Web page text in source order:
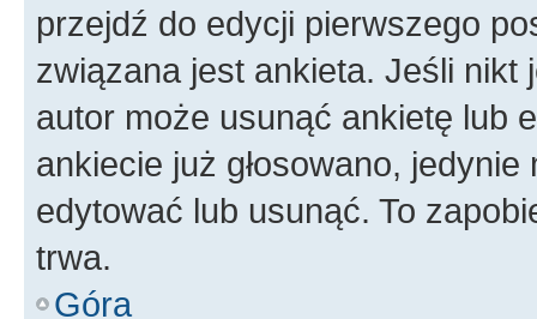
przejdź do edycji pierwszego
związana jest ankieta. Jeśli nikt
autor może usunąć ankietę lub
ankiecie już głosowano,
edytować lub usunąć. To
trwa.
Góra